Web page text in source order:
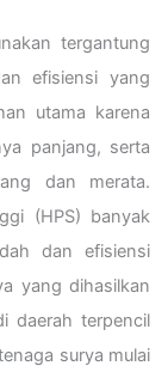
tergantung
efisiensi yang
utama karena
panjang, serta
dan merata.
(HPS) banyak
dan efisiensi
yang dihasilkan
daerah terpencil
surya mulai